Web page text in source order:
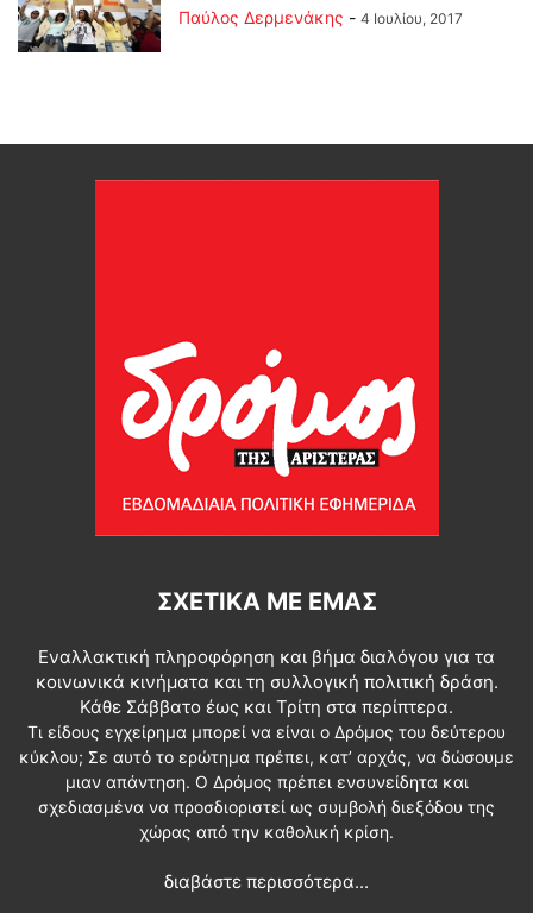
Παύλος Δερμενάκης - 4 Ιουλίου, 2017
ΣΧΕΤΙΚΆ ΜΕ ΕΜΆΣ
Εναλλακτική πληροφόρηση και βήμα διαλόγου για τα
κοινωνικά κινήματα και τη συλλογική πολιτική δράση.
Κάθε Σάββατο έως και Τρίτη στα περίπτερα.
Τι είδους εγχείρημα μπορεί να είναι ο Δρόμος του δεύτερου
κύκλου; Σε αυτό το ερώτημα πρέπει, κατ’ αρχάς, να δώσουμε
μιαν απάντηση. Ο Δρόμος πρέπει ενσυνείδητα και
σχεδιασμένα να προσδιοριστεί ως συμβολή διεξόδου της
χώρας από την καθολική κρίση.
διαβάστε περισσότερα...